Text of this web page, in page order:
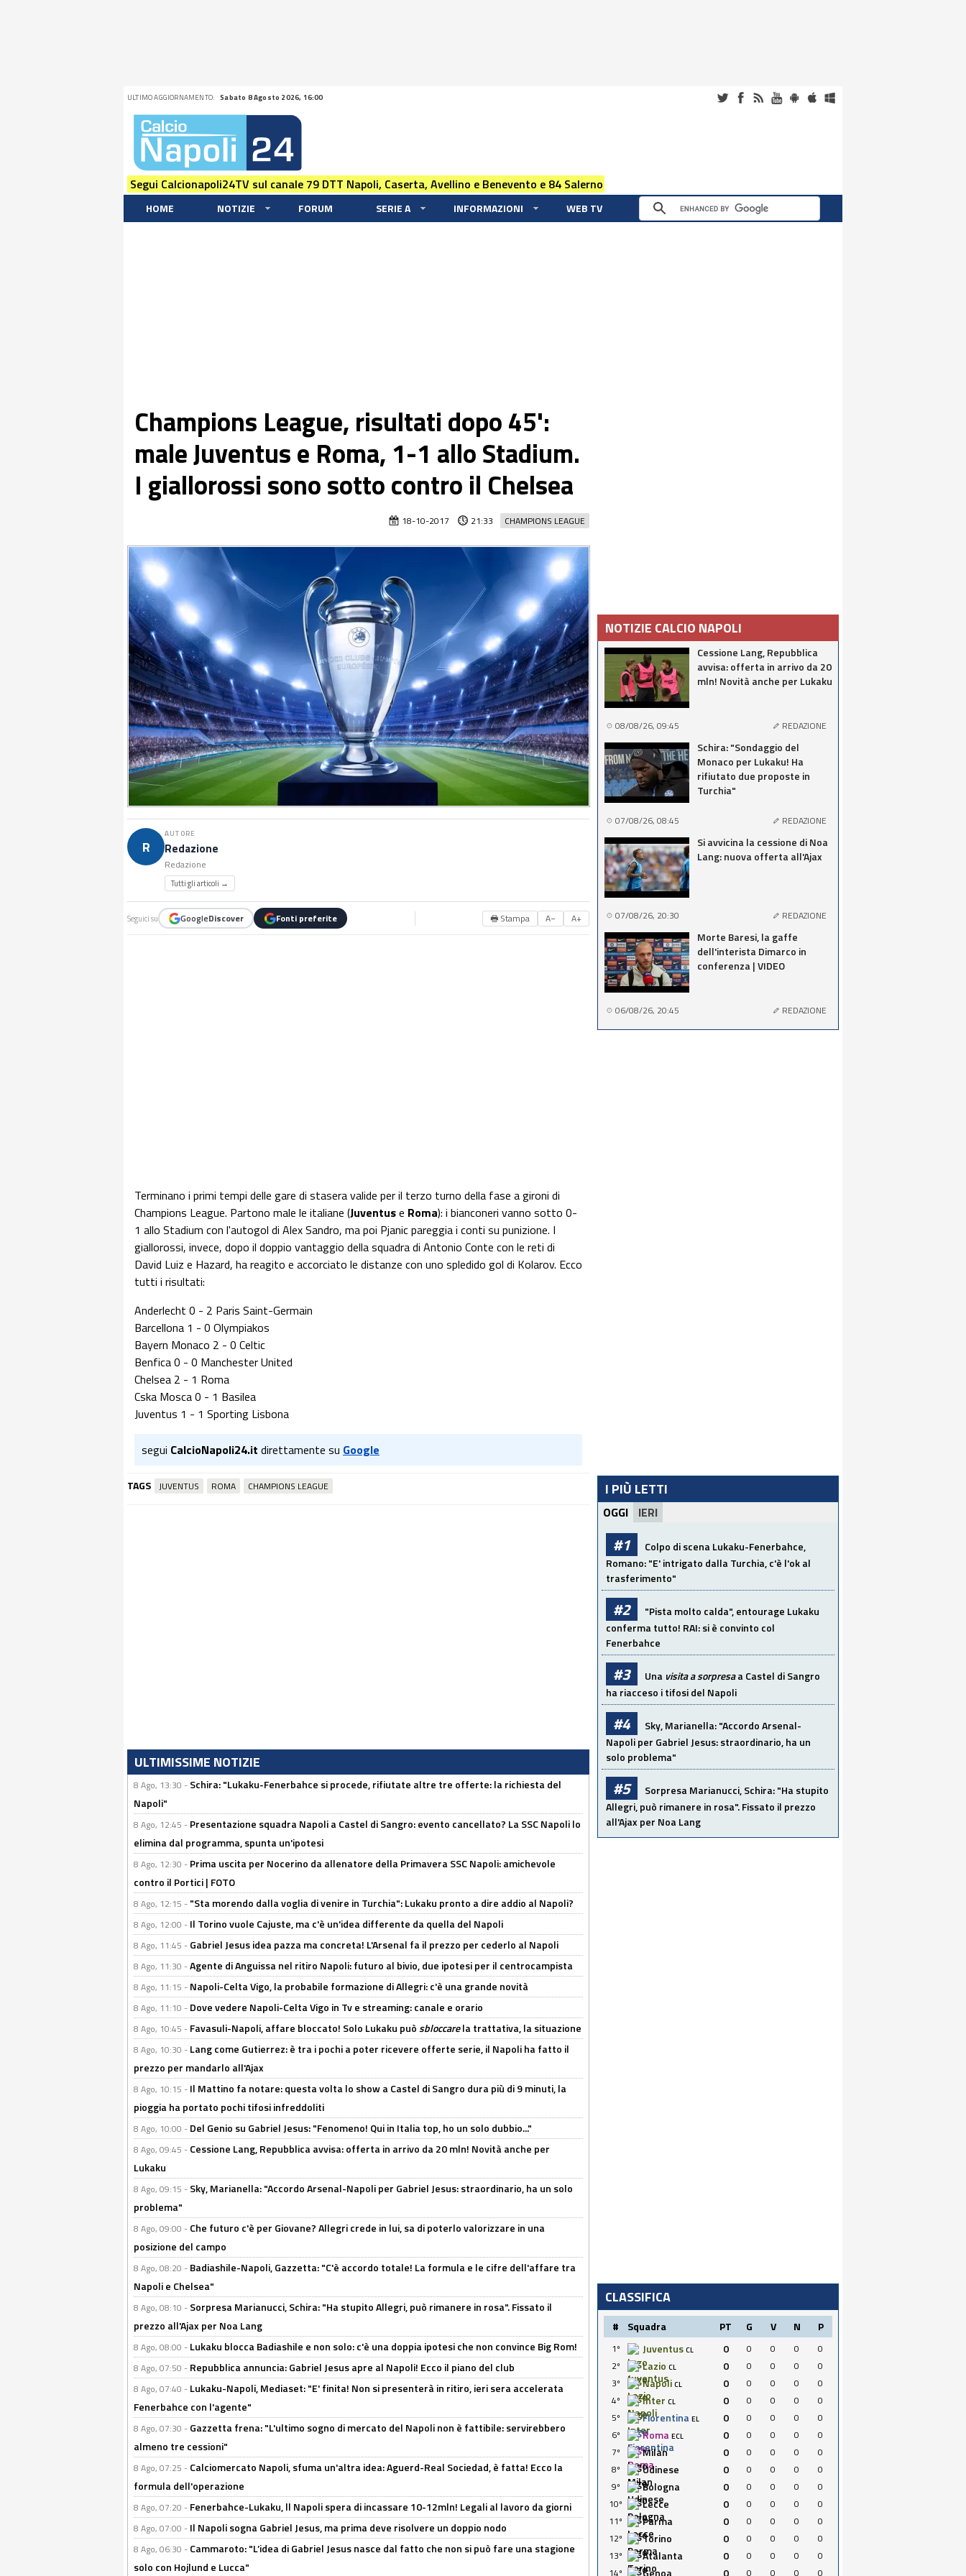
ULTIMO AGGIORNAMENTO: Sabato 8 Agosto 2026, 16:00
Segui Calcionapoli24TV sul canale 79 DTT Napoli, Caserta, Avellino e Benevento e 84 Salerno
HOME NOTIZIE FORUM SERIE A INFORMAZIONI WEB TV
Champions League, risultati dopo 45':
male Juventus e Roma, 1-1 allo Stadium.
I giallorossi sono sotto contro il Chelsea
CHAMPIONS LEAGUE
18-10-2017 21:33
R
AUTORE
Redazione
Redazione
Tutti gli articoli →
Seguici su GoogleDiscover Fonti preferite 🖶 Stampa A− A+
Terminano i primi tempi delle gare di stasera valide per il terzo turno della fase a gironi di
Champions League. Partono male le italiane (Juventuse Roma): i bianconeri vanno sotto 0-
1 allo Stadium con l'autogol di Alex Sandro, ma poi Pjanic pareggia i conti su punizione. I
giallorossi, invece, dopo il doppio vantaggio della squadra di Antonio Conte con le reti di
David Luiz e Hazard, ha reagito e accorciato le distanze con uno spledido gol di Kolarov. Ecco
tutti i risultati:
Anderlecht 0 - 2 Paris Saint-Germain
Barcellona 1 - 0 Olympiakos
Bayern Monaco 2 - 0 Celtic
Benfica 0 - 0 Manchester United
Chelsea 2 - 1 Roma
Cska Mosca 0 - 1 Basilea
Juventus 1 - 1 Sporting Lisbona
segui CalcioNapoli24.it direttamente su Google
TAGS JUVENTUS ROMA CHAMPIONS LEAGUE
ULTIMISSIME NOTIZIE
8 Ago, 13:30 - Schira: "Lukaku-Fenerbahce si procede, rifiutate altre tre offerte: la richiesta del
Napoli"
8 Ago, 12:45 - Presentazione squadra Napoli a Castel di Sangro: evento cancellato? La SSC Napoli lo
elimina dal programma, spunta un'ipotesi
8 Ago, 12:30 - Prima uscita per Nocerino da allenatore della Primavera SSC Napoli: amichevole
contro il Portici | FOTO
8 Ago, 12:15 - "Sta morendo dalla voglia di venire in Turchia": Lukaku pronto a dire addio al Napoli?
8 Ago, 12:00 - Il Torino vuole Cajuste, ma c'è un'idea differente da quella del Napoli
8 Ago, 11:45 - Gabriel Jesus idea pazza ma concreta! L'Arsenal fa il prezzo per cederlo al Napoli
8 Ago, 11:30 -Agente di Anguissa nel ritiro Napoli: futuro al bivio, due ipotesi per il centrocampista
8 Ago, 11:15 - Napoli-Celta Vigo, la probabile formazione di Allegri: c'è una grande novità
8 Ago, 11:10 - Dove vedere Napoli-Celta Vigo in Tv e streaming: canale e orario
8 Ago, 10:45 - Favasuli-Napoli, affare bloccato! Solo Lukaku puòsbloccarela trattativa, la situazione
8 Ago, 10:30 - Lang come Gutierrez: è tra i pochi a poter ricevere offerte serie, il Napoli ha fatto il
prezzo per mandarlo all'Ajax
8 Ago, 10:15 - Il Mattino fa notare: questa volta lo show a Castel di Sangro dura più di 9 minuti, la
pioggia ha portato pochi tifosi infreddoliti
8 Ago, 10:00 - Del Genio su Gabriel Jesus: "Fenomeno! Qui in Italia top, ho un solo dubbio..."
8 Ago, 09:45 - Cessione Lang, Repubblica avvisa: offerta in arrivo da 20 mln! Novità anche per
Lukaku
8 Ago, 09:15 - Sky, Marianella: "Accordo Arsenal-Napoli per Gabriel Jesus: straordinario, ha un solo
problema"
8 Ago, 09:00 - Che futuro c'è per Giovane? Allegri crede in lui, sa di poterlo valorizzare in una
posizione del campo
8 Ago, 08:20 - Badiashile-Napoli, Gazzetta: "C'è accordo totale! La formula e le cifre dell'affare tra
Napoli e Chelsea"
8 Ago, 08:10 - Sorpresa Marianucci, Schira: "Ha stupito Allegri, può rimanere in rosa". Fissato il
prezzo all'Ajax per Noa Lang
8 Ago, 08:00 - Lukaku blocca Badiashile e non solo: c'è una doppia ipotesi che non convince Big Rom!
8 Ago, 07:50 - Repubblica annuncia: Gabriel Jesus apre al Napoli! Ecco il piano del club
8 Ago, 07:40 - Lukaku-Napoli, Mediaset: "E' finita! Non si presenterà in ritiro, ieri sera accelerata
Fenerbahce con l'agente"
8 Ago, 07:30 - Gazzetta frena: "L'ultimo sogno di mercato del Napoli non è fattibile: servirebbero
almeno tre cessioni"
8 Ago, 07:25 - Calciomercato Napoli, sfuma un'altra idea: Aguerd-Real Sociedad, è fatta! Ecco la
formula dell'operazione
8 Ago, 07:20 - Fenerbahce-Lukaku, ll Napoli spera di incassare 10-12mln! Legali al lavoro da giorni
8 Ago, 07:00 - Il Napoli sogna Gabriel Jesus, ma prima deve risolvere un doppio nodo
8 Ago, 06:30 - Cammaroto: "L’idea di Gabriel Jesus nasce dal fatto che non si può fare una stagione
solo con Hojlund e Lucca"
NOTIZIE CALCIO NAPOLI
Cessione Lang, Repubblica
avvisa: offerta in arrivo da 20
mln! Novità anche per Lukaku
08/08/26, 09:45 REDAZIONE
Schira: "Sondaggio del
Monaco per Lukaku! Ha
rifiutato due proposte in
Turchia"
07/08/26, 08:45 REDAZIONE
Si avvicina la cessione di Noa
Lang: nuova offerta all'Ajax
07/08/26, 20:30 REDAZIONE
Morte Baresi, la gaffe
dell'interista Dimarco in
conferenza | VIDEO
06/08/26, 20:45 REDAZIONE
I PIÙ LETTI
OGGI IERI
#1
Colpo di scena Lukaku-Fenerbahce,
Romano: "E' intrigato dalla Turchia, c'è l'ok al
trasferimento"
#2
"Pista molto calda", entourage Lukaku
conferma tutto! RAI: si è convinto col
Fenerbahce
#3 Una visita a sorpresaa Castel di Sangro
ha riacceso i tifosi del Napoli
#4
Sky, Marianella: "Accordo Arsenal-
Napoli per Gabriel Jesus: straordinario, ha un
solo problema"
#5
Sorpresa Marianucci, Schira: "Ha stupito
Allegri, può rimanere in rosa". Fissato il prezzo
all'Ajax per Noa Lang
CLASSIFICA
# Squadra PT G V N P
1º Juventus CL 0 0 0 0
0
2º
Lazio CL 0 0 0 0
0
3º
Napoli CL 0 0 0 0
0
4º
Inter CL 0 0 0 0
0
5º
Fiorentina EL 0 0 0 0
0
6º
Roma ECL 0 0 0 0
0
7º
Milan 0 0 0 0
0
8º
Udinese 0 0 0 0
0
9º
Bologna 0 0 0 0
0
10º
Lecce 0 0 0 0
0
11º
Parma 0 0 0 0
0
12º
Torino 0 0 0 0
0
13º
Atalanta 0 0 0 0
0
14º
Genoa 0 0 0 0 0